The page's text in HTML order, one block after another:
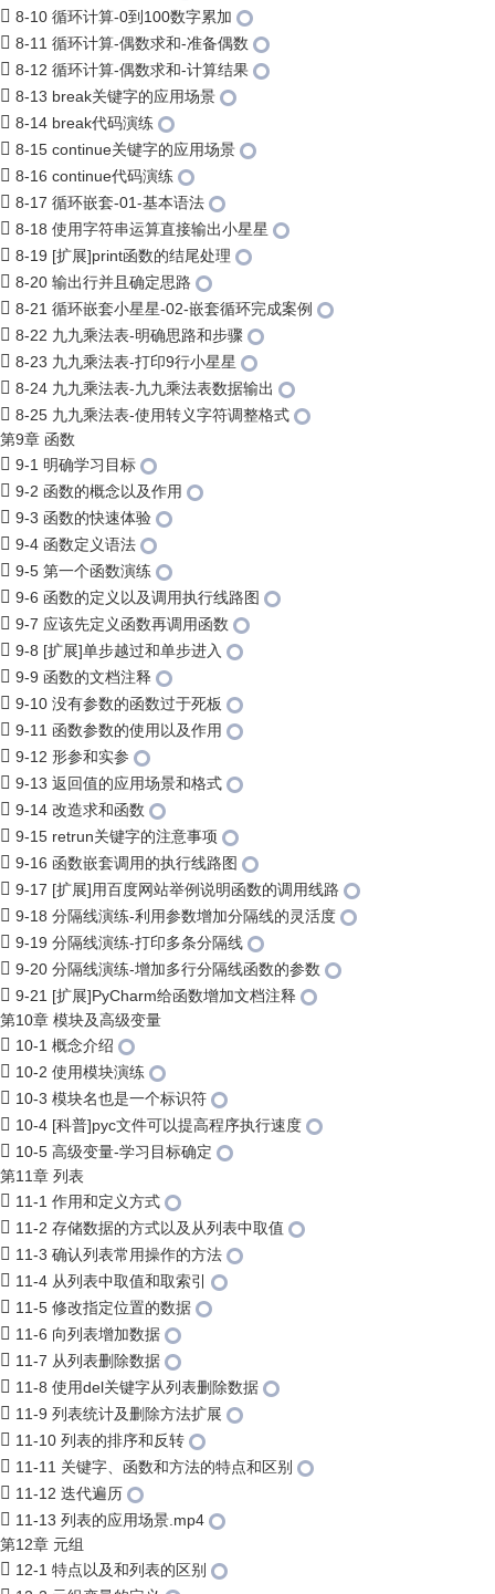
8-10 循环计算-0到100数字累加
8-11 循环计算-偶数求和-准备偶数
8-12 循环计算-偶数求和-计算结果
8-13 break关键字的应用场景
8-14 break代码演练
8-15 continue关键字的应用场景
8-16 continue代码演练
8-17 循环嵌套-01-基本语法
8-18 使用字符串运算直接输出小星星
8-19 [扩展]print函数的结尾处理
8-20 输出行并且确定思路
8-21 循环嵌套小星星-02-嵌套循环完成案例
8-22 九九乘法表-明确思路和步骤
8-23 九九乘法表-打印9行小星星
8-24 九九乘法表-九九乘法表数据输出
8-25 九九乘法表-使用转义字符调整格式
第9章 函数
9-1 明确学习目标
9-2 函数的概念以及作用
9-3 函数的快速体验
9-4 函数定义语法
9-5 第一个函数演练
9-6 函数的定义以及调用执行线路图
9-7 应该先定义函数再调用函数
9-8 [扩展]单步越过和单步进入
9-9 函数的文档注释
9-10 没有参数的函数过于死板
9-11 函数参数的使用以及作用
9-12 形参和实参
9-13 返回值的应用场景和格式
9-14 改造求和函数
9-15 retrun关键字的注意事项
9-16 函数嵌套调用的执行线路图
9-17 [扩展]用百度网站举例说明函数的调用线路
9-18 分隔线演练-利用参数增加分隔线的灵活度
9-19 分隔线演练-打印多条分隔线
9-20 分隔线演练-增加多行分隔线函数的参数
9-21 [扩展]PyCharm给函数增加文档注释
第10章 模块及高级变量
10-1 概念介绍
10-2 使用模块演练
10-3 模块名也是一个标识符
10-4 [科普]pyc文件可以提高程序执行速度
10-5 高级变量-学习目标确定
第11章 列表
11-1 作用和定义方式
11-2 存储数据的方式以及从列表中取值
11-3 确认列表常用操作的方法
11-4 从列表中取值和取索引
11-5 修改指定位置的数据
11-6 向列表增加数据
11-7 从列表删除数据
11-8 使用del关键字从列表删除数据
11-9 列表统计及删除方法扩展
11-10 列表的排序和反转
11-11 关键字、函数和方法的特点和区别
11-12 迭代遍历
11-13 列表的应用场景.mp4
第12章 元组
12-1 特点以及和列表的区别